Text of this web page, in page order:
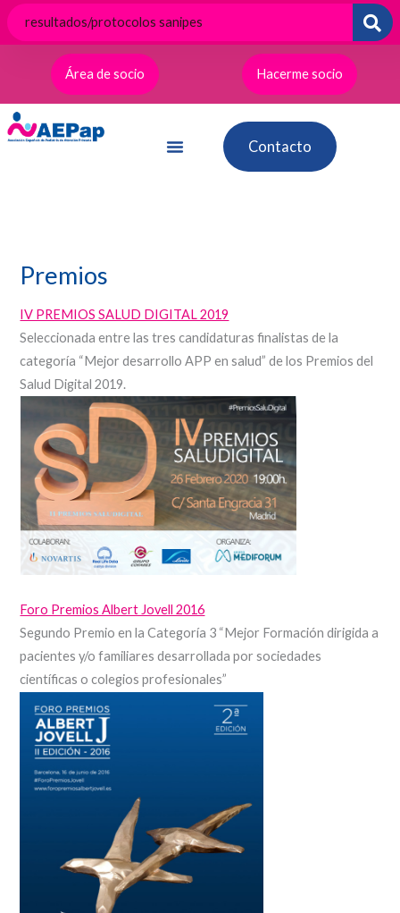
contenido
Área de socio
Hacerme socio
Contacto
Premios
IV PREMIOS SALUD DIGITAL 2019
Seleccionada entre las tres candidaturas finalistas de la
categoría “Mejor desarrollo APP en salud” de los Premios del
Salud Digital 2019.
Foro Premios Albert Jovell 2016
Segundo Premio en la Categoría 3 “Mejor Formación dirigida a
pacientes y/o familiares desarrollada por sociedades
científicas o colegios profesionales”